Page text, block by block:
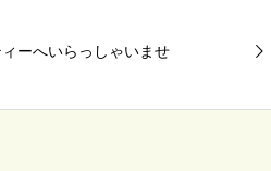
ーへいらっしゃいませ